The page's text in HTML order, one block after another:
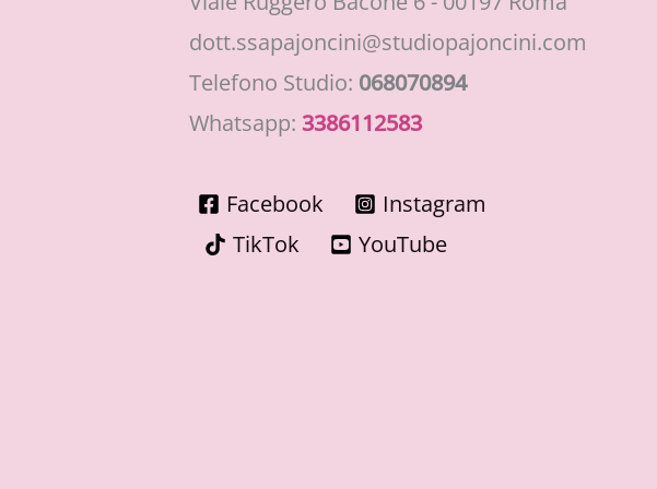
dott.ssapajoncini@studiopajoncini.com
Telefono Studio: 068070894
Whatsapp: 3386112583
Facebook
Instagram
TikTok
YouTube